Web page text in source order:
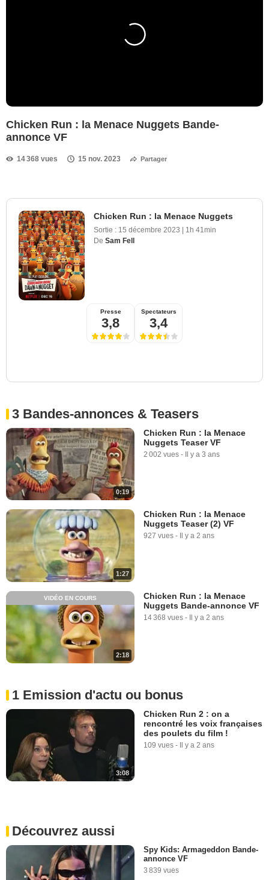
Chicken Run : la Menace Nuggets Bande-
annonce VF
14 368 vues 15 nov. 2023 Partager
Chicken Run : la Menace Nuggets
Sortie : 15 décembre 2023 | 1h 41min
De Sam Fell
Presse
3,8
Spectateurs
3,4
3 Bandes-annonces & Teasers
0:19
Chicken Run : la Menace
Nuggets Teaser VF
2 002 vues - Il y a 3 ans
1:27
Chicken Run : la Menace
Nuggets Teaser (2) VF
927 vues - Il y a 2 ans
2:18
VIDÉO EN COURS
Chicken Run : la Menace
Nuggets Bande-annonce VF
14 368 vues - Il y a 2 ans
1 Emission d'actu ou bonus
3:08
Chicken Run 2 : on a
rencontré les voix françaises
des poulets du film !
109 vues - Il y a 2 ans
Découvrez aussi
Spy Kids: Armageddon Bande-
annonce VF
3 839 vues